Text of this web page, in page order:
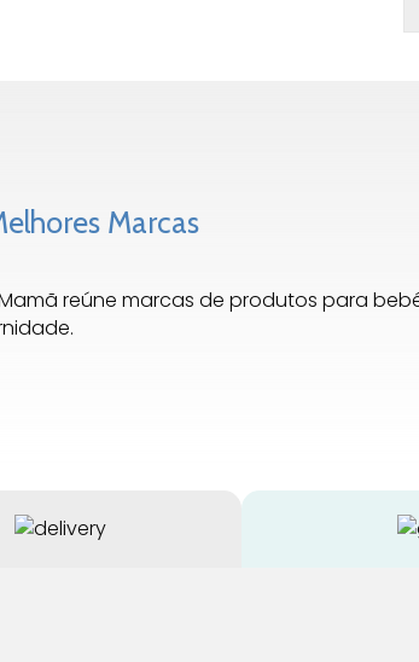
Marcas
Mamã reúne marcas de produtos para